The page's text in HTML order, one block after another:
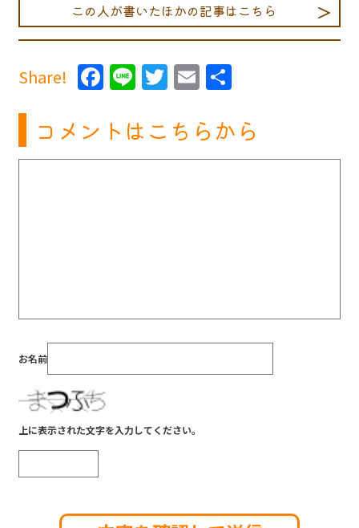
この人が書いたほかの記事はこちら
Share! Facebook
LineTwitter
Email
コメントはこちらから
お名前
上に表示された文字を入力してください。